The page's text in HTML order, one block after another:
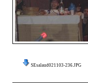
SEsalaud021103-236.JPG